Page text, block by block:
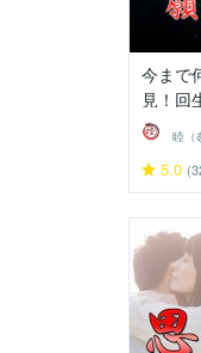
今まで
見！回
睦（
5.0